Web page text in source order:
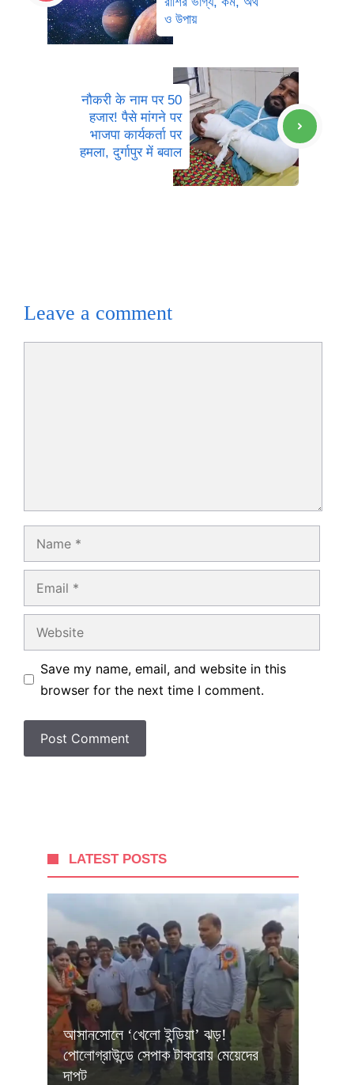
ও উপায়
नौकरी के नाम पर 50
हजार! पैसे मांगने पर
भाजपा कार्यकर्ता पर
हमला, दुर्गापुर में बवाल
Leave a comment
Save my name, email, and website in this
browser for the next time I comment.
LATEST POSTS
আসানসোলে ‘খেলো ইন্ডিয়া’ ঝড়!
পোলোগ্রাউন্ডে সেপাক টাকরোয় মেয়েদের
দাপট